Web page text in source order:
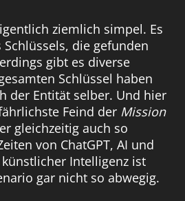
ziemlich simpel. Es
die gefunden
gibt es diverse
Schlüssel haben
der Entität selber. Und hier
Feind der Mission
gleichzeitig auch so
von ChatGPT, AI und
Intelligenz ist
gar nicht so abwegig.